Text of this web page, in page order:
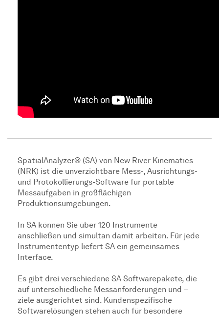
SpatialAnalyzer® (SA) von New River Kinematics
(NRK) ist die unverzichtbare Mess-, Ausrichtungs-
und Protokollierungs-Software für portable
Messaufgaben in großflächigen
Produktionsumgebungen.
In SA können Sie über 120 Instrumente
anschließen und simultan damit arbeiten. Für jede
Instrumententyp liefert SA ein gemeinsames
Interface.
Es gibt drei verschiedene SA Softwarepakete, die
auf unterschiedliche Messanforderungen und –
ziele ausgerichtet sind. Kundenspezifische
Softwarelösungen stehen auch für besondere